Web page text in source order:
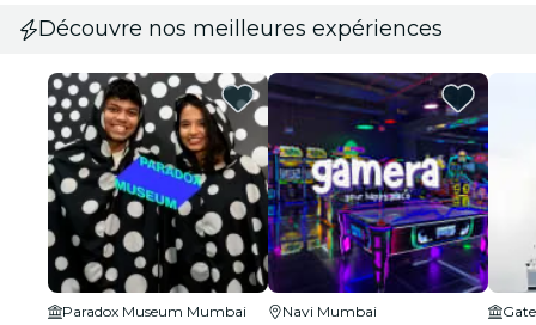
Découvre nos meilleures expériences
Paradox Museum Mumbai
Navi Mumbai